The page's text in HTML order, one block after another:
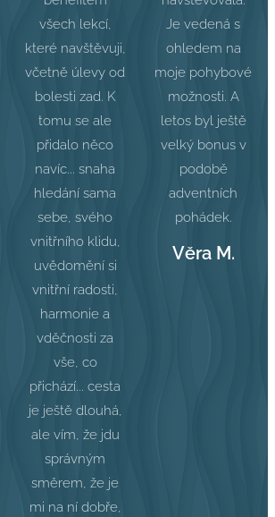
všech lekcí,
které navštěvuji,
včetně úlevy od
bolesti zad. K
tomu se ale
přidalo něco
navíc... snaha
hledání sama
sebe, svého
vnitřního klidu,
uvědomění si
vnitřní radosti,
harmonie a
vděčnosti za
vše, co
přichází... cesta
je ještě dlouhá,
ale vím, že jdu
správným
směrem, že je
mi na ní dobře,
Je vedená s
ohledem na
moje pohybové
možnosti. A
letos byl ještě
velký bonus v
podobě
adventních
pohádek.
Věra M.